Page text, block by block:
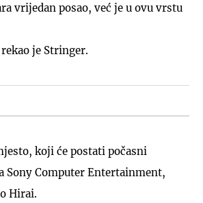
vrijedan posao, već je u ovu vrstu
je Stringer.
koji će postati počasni
Sony Computer Entertainment,
Hirai.